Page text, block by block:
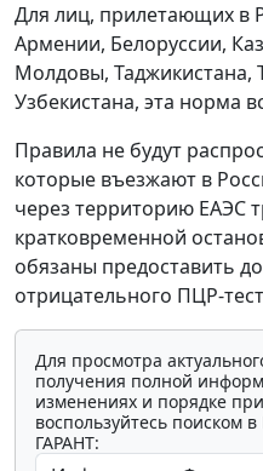
Для лиц, прилетающих в
Армении, Белоруссии,
Молдовы, Таджикистана,
Узбекистана, эта норма
Правила не будут
которые въезжают в
через территорию ЕАЭС
кратковременной
обязаны предоставить
отрицательного ПЦР-
Для просмотра
получения полной
изменениях и порядке
воспользуйтесь поиском
ГАРАНТ: